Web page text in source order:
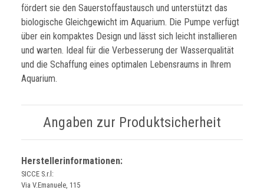
fördert sie den Sauerstoffaustausch und unterstützt das
biologische Gleichgewicht im Aquarium. Die Pumpe verfügt
über ein kompaktes Design und lässt sich leicht installieren
und warten. Ideal für die Verbesserung der Wasserqualität
und die Schaffung eines optimalen Lebensraums in Ihrem
Aquarium.
Angaben zur Produktsicherheit
Herstellerinformationen:
SICCE S.r.l:
Via V.Emanuele, 115